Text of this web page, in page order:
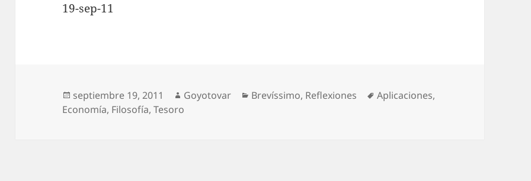
19-sep-11
Publicado
el
septiembre 19, 2011 Autor
Goyotovar Categorías
Brevíssimo, Reflexiones Etiquetas
Aplicaciones,
Economía, Filosofía,Tesoro